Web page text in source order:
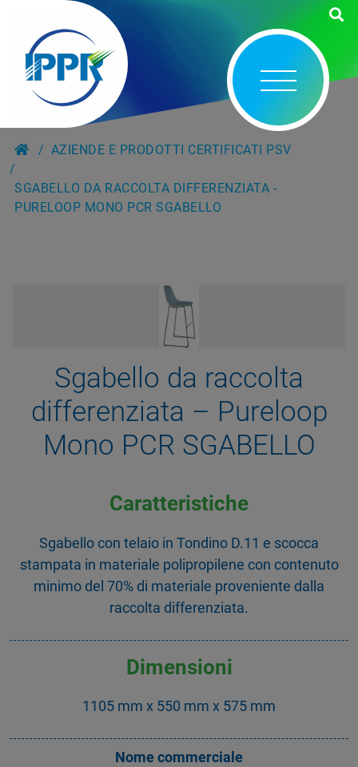
AZIENDE E PRODOTTI CERTIFICATI PSV
SGABELLO DA RACCOLTA DIFFERENZIATA -
PURELOOP MONO PCR SGABELLO
Sgabello da raccolta
differenziata – Pureloop
Mono PCR SGABELLO
Caratteristiche
Sgabello con telaio in Tondino D.11 e scocca
stampata in materiale polipropilene con contenuto
minimo del 70% di materiale proveniente dalla
raccolta differenziata.
Dimensioni
1105 mm x 550 mm x 575 mm
Nome commerciale